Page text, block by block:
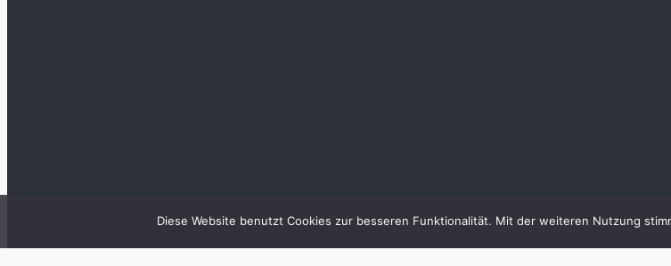
Diese Website benutzt Cookies zur besseren Funktionalität. Mit der weiteren Nutzung